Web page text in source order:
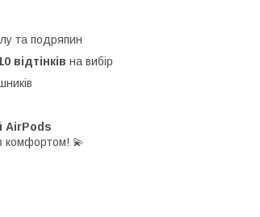
та подряпин
відтінків на вибір
AirPods
комфортом! 💫